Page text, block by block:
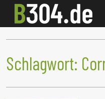
Schlagwort: